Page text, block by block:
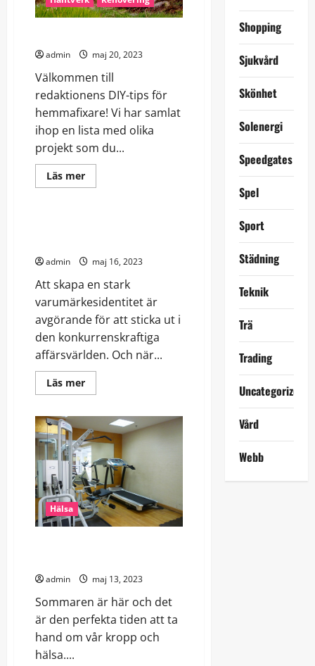
admin maj 20, 2023
Välkommen till
redaktionens DIY-tips för
hemmafixare! Vi har samlat
ihop en lista med olika
projekt som du...
Läs merRead
more
Bilar
admin maj 16, 2023
Att skapa en stark
varumärkesidentitet är
avgörande för att sticka ut i
den konkurrenskraftiga
affärsvärlden. Och när...
Läs merRead
more
varumärke
med
företagslogga
på
bilen
Hälsa
admin maj 13, 2023
Sommaren är här och det
är den perfekta tiden att ta
hand om vår kropp och
hälsa....
Shopping
Sjukvård
Skönhet
Solenergi
Speedgates
Spel
Sport
Städning
Teknik
Trä
Trading
Uncategorized
Vård
Webb